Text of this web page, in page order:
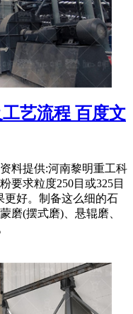
艺流程 百度文
料提供:河南黎明重工科
要求粒度250目或325目
更好。制备这么细的石
磨(摆式磨)、悬辊磨、